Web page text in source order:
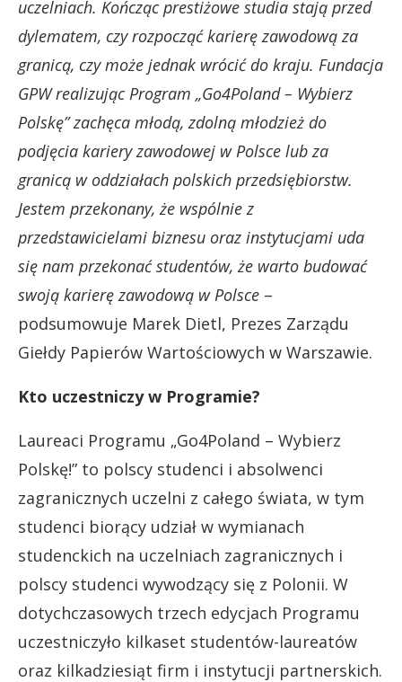
uczelniach. Kończąc prestiżowe studia stają przed
dylematem, czy rozpocząć karierę zawodową za
granicą, czy może jednak wrócić do kraju. Fundacja
GPW realizując Program „Go4Poland – Wybierz
Polskę” zachęca młodą, zdolną młodzież do
podjęcia kariery zawodowej w Polsce lub za
granicą w oddziałach polskich przedsiębiorstw.
Jestem przekonany, że wspólnie z
przedstawicielami biznesu oraz instytucjami uda
się nam przekonać studentów, że warto budować
swoją karierę zawodową w Polsce –
podsumowuje Marek Dietl, Prezes Zarządu
Giełdy Papierów Wartościowych w Warszawie.
Kto uczestniczy w Programie?
Laureaci Programu „Go4Poland – Wybierz
Polskę!” to polscy studenci i absolwenci
zagranicznych uczelni z całego świata, w tym
studenci biorący udział w wymianach
studenckich na uczelniach zagranicznych i
polscy studenci wywodzący się z Polonii. W
dotychczasowych trzech edycjach Programu
uczestniczyło kilkaset studentów-laureatów
oraz kilkadziesiąt firm i instytucji partnerskich.